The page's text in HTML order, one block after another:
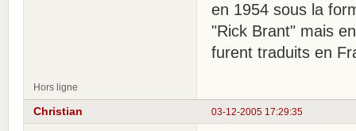
en 1954 sous la
"Rick Brant" mais
furent traduits en
Hors ligne
03-12-2005 17:29:35
Christian